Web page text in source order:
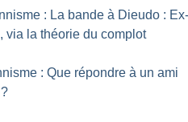
: La bande à Dieudo :
via la théorie du complot
: Que répondre à un ami
?